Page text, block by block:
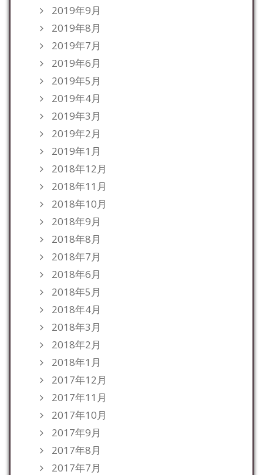
2019年9月
2019年8月
2019年7月
2019年6月
2019年5月
2019年4月
2019年3月
2019年2月
2019年1月
2018年12月
2018年11月
2018年10月
2018年9月
2018年8月
2018年7月
2018年6月
2018年5月
2018年4月
2018年3月
2018年2月
2018年1月
2017年12月
2017年11月
2017年10月
2017年9月
2017年8月
2017年7月